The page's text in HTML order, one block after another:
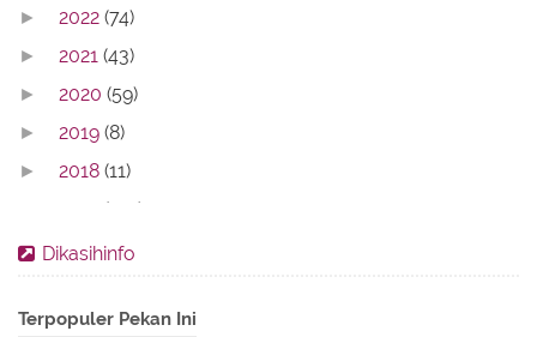
► 2022 (74)
► 2021 (43)
► 2020 (59)
► 2019 (8)
► 2018 (11)
(142)
► 2016(11)
► 2012(86)
Dikasihinfo
Terpopuler Pekan Ini